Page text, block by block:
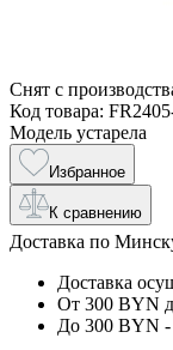
Снят с
Код товара:
Модель устарела
Избранное
К сравнению
Доставка по
Доставка
От 300 BYN
До 300 BYN -